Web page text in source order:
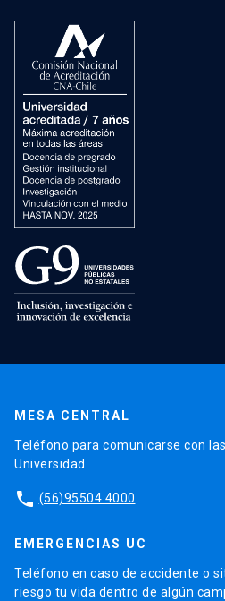
MESA CENTRAL
Teléfono para comunicarse con
Universidad.
phone (56)95504 4000
EMERGENCIAS UC
Teléfono en caso de accidente o
riesgo tu vida dentro de algún